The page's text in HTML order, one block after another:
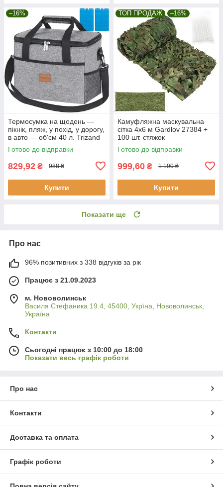
–16%
Термосумка на щодень —
пікнік, пляж, у похід, у дорогу,
в авто — об'єм 40 л. Trizand
23843
Готово до відправки
829,92 ₴ 988 ₴
Купити
ТОП ПРОДАЖ –16%
Камуфляжна маскувальна
сітка 4x6 м Gardlov 27384 +
100 шт. стяжок
Готово до відправки
999,60 ₴ 1 190 ₴
Купити
Показати ще
Про нас
96% позитивних з 338 відгуків за рік
Працює з 21.09.2023
м. Нововолинськ
Василя Стефаника 19.4, 45400, Укрїна, Нововолинськ,
Україна
Контакти
Сьогодні працює з 10:00 до 18:00
Показати весь графік роботи
Про нас
Контакти
Доставка та оплата
Графік роботи